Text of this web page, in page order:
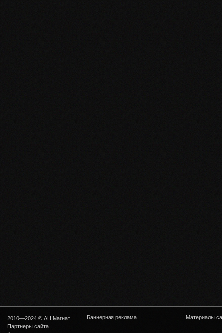
2010—2024 © АН Магнат
Партнеры сайта
Баннерная реклама Материалы